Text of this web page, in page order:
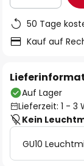
50 Tage
Kauf auf
Auf Lager
Lieferzeit: 1 - 3
Kein
GU10